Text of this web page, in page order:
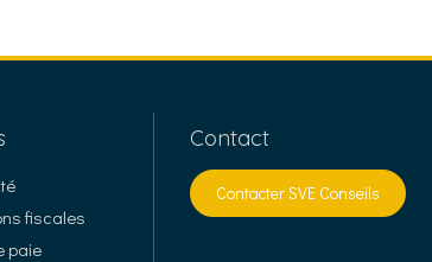
fiscales
paie
Contact
Contacter SVE Conseils